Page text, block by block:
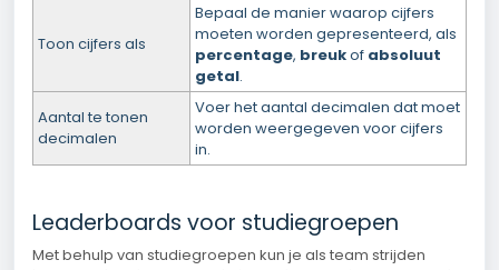
Toon cijfers als
Bepaal de manier waarop cijfers
moeten worden gepresenteerd, als
percentage, breukof absoluut
getal.
Aantal te tonen
decimalen
Voer het aantal decimalen dat moet
worden weergegeven voor cijfers
in.
Leaderboards voor studiegroepen
Met behulp van studiegroepen kun je als team strijden